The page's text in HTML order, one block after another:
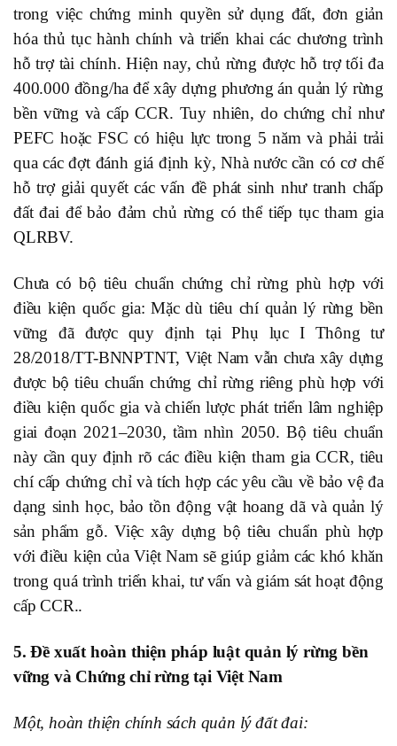
trong việc chứng minh quyền sử dụng đất, đơn giản
hóa thủ tục hành chính và triển khai các chương trình
hỗ trợ tài chính. Hiện nay, chủ rừng được hỗ trợ tối đa
400.000 đồng/ha để xây dựng phương án quản lý rừng
bền vững và cấp CCR. Tuy nhiên, do chứng chỉ như
PEFC hoặc FSC có hiệu lực trong 5 năm và phải trải
qua các đợt đánh giá định kỳ, Nhà nước cần có cơ chế
hỗ trợ giải quyết các vấn đề phát sinh như tranh chấp
đất đai để bảo đảm chủ rừng có thể tiếp tục tham gia
QLRBV.
Chưa có bộ tiêu chuẩn chứng chỉ rừng phù hợp với
điều kiện quốc gia:Mặc dù tiêu chí quản lý rừng bền
vững đã được quy định tại Phụ lục I Thông tư
28/2018/TT-BNNPTNT, Việt Nam vẫn chưa xây dựng
được bộ tiêu chuẩn chứng chỉ rừng riêng phù hợp với
điều kiện quốc gia và chiến lược phát triển lâm nghiệp
giai đoạn 2021–2030, tầm nhìn 2050. Bộ tiêu chuẩn
này cần quy định rõ các điều kiện tham gia CCR, tiêu
chí cấp chứng chỉ và tích hợp các yêu cầu về bảo vệ đa
dạng sinh học, bảo tồn động vật hoang dã và quản lý
sản phẩm gỗ. Việc xây dựng bộ tiêu chuẩn phù hợp
với điều kiện của Việt Nam sẽ giúp giảm các khó khăn
trong quá trình triển khai, tư vấn và giám sát hoạt động
cấp CCR..
5. Đề xuất hoàn thiện pháp luật quản lý rừng bền
vững và Chứng chỉ rừng tại Việt Nam
Một, hoàn thiện chính sách quản lý đất đai: